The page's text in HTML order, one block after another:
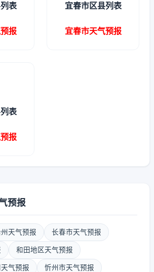
表
报
宜春市区县列表
宜春市天气预报
表
报
预报
天气预报 长春市天气预报
和田地区天气预报
气预报 忻州市天气预报